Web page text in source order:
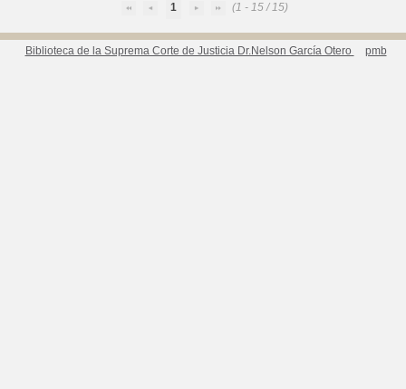
1 (1 - 15 / 15)
Biblioteca de la Suprema Corte de Justicia Dr.Nelson García Otero pmb